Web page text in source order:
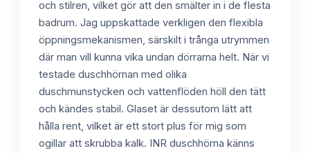
och stilren, vilket gör att den smälter in i de flesta
badrum. Jag uppskattade verkligen den flexibla
öppningsmekanismen, särskilt i trånga utrymmen
där man vill kunna vika undan dörrarna helt. När vi
testade duschhörnan med olika
duschmunstycken och vattenflöden höll den tätt
och kändes stabil. Glaset är dessutom lätt att
hålla rent, vilket är ett stort plus för mig som
ogillar att skrubba kalk. INR duschhörna känns